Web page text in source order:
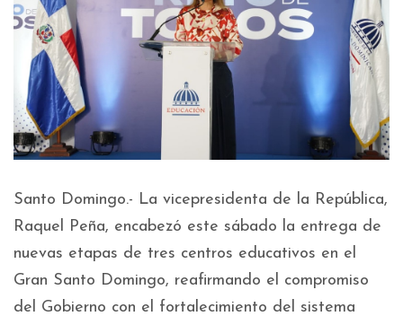
Santo Domingo.- La vicepresidenta de la República,
Raquel Peña, encabezó este sábado la entrega de
nuevas etapas de tres centros educativos en el
Gran Santo Domingo, reafirmando el compromiso
del Gobierno con el fortalecimiento del sistema